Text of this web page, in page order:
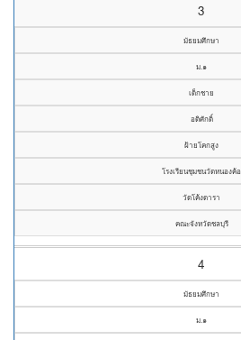
3
มัธยมศึกษา
ม.๑
เด็กชาย
อดิศักดิ์
ฝ้ายโคกสูง
โรงเรียนชุมชนวัดหนองค้อ
วัดโค้งดารา
คณะจังหวัดชลบุรี
4
มัธยมศึกษา
ม.๑